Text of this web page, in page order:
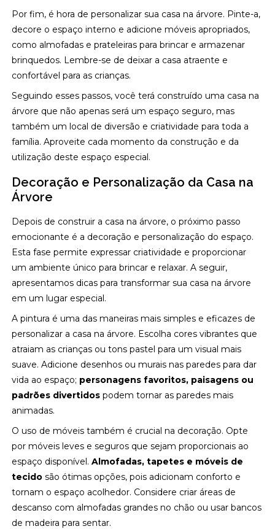
Por fim, é hora de personalizar sua casa na árvore. Pinte-a,
decore o espaço interno e adicione móveis apropriados,
como almofadas e prateleiras para brincar e armazenar
brinquedos. Lembre-se de deixar a casa atraente e
confortável para as crianças.
Seguindo esses passos, você terá construído uma casa na
árvore que não apenas será um espaço seguro, mas
também um local de diversão e criatividade para toda a
família. Aproveite cada momento da construção e da
utilização deste espaço especial.
Decoração e Personalização da Casa na
Árvore
Depois de construir a casa na árvore, o próximo passo
emocionante é a decoração e personalização do espaço.
Esta fase permite expressar criatividade e proporcionar
um ambiente único para brincar e relaxar. A seguir,
apresentamos dicas para transformar sua casa na árvore
em um lugar especial.
A pintura é uma das maneiras mais simples e eficazes de
personalizar a casa na árvore. Escolha cores vibrantes que
atraiam as crianças ou tons pastel para um visual mais
suave. Adicione desenhos ou murais nas paredes para dar
vida ao espaço; personagens favoritos, paisagens ou
padrões divertidos podem tornar as paredes mais
animadas.
O uso de móveis também é crucial na decoração. Opte
por móveis leves e seguros que sejam proporcionais ao
espaço disponível.Almofadas, tapetes e móveis de
tecido são ótimas opções, pois adicionam conforto e
tornam o espaço acolhedor. Considere criar áreas de
descanso com almofadas grandes no chão ou usar bancos
de madeira para sentar.